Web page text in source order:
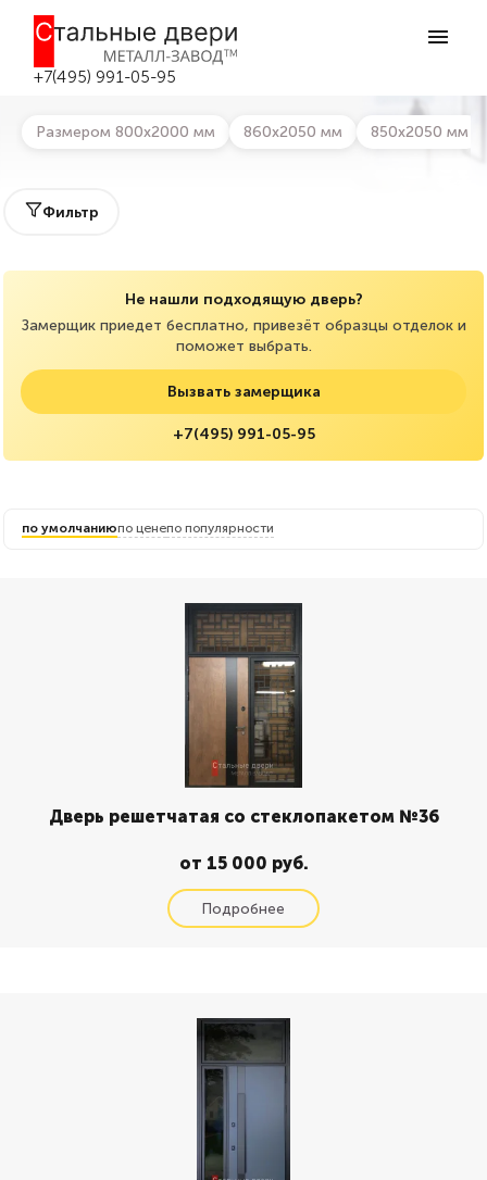
+7(495) 991-05-95
Металлические тамбурные двери в
Зарайске
Размером 800х2000 мм 860х2050 мм 850х2050 мм
Фильтр
Не нашли подходящую дверь?
Замерщик приедет бесплатно, привезёт образцы отделок и
поможет выбрать.
Вызвать замерщика
+7(495) 991-05-95
по умолчаниюпо ценепо популярности
Дверь решетчатая со стеклопакетом №36
от 15 000 руб.